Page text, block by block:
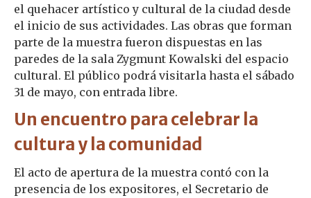
el quehacer artístico y cultural de la ciudad desde
el inicio de sus actividades. Las obras que forman
parte de la muestra fueron dispuestas en las
paredes de la sala Zygmunt Kowalski del espacio
cultural. El público podrá visitarla hasta el sábado
31 de mayo, con entrada libre.
Un encuentro para celebrar la
cultura y la comunidad
El acto de apertura de la muestra contó con la
presencia de los expositores, el Secretario de